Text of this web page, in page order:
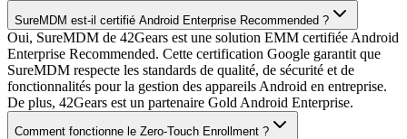
SureMDM est-il certifié Android Enterprise Recommended ?
Oui, SureMDM de 42Gears est une solution EMM certifiée Android
Enterprise Recommended. Cette certification Google garantit que
SureMDM respecte les standards de qualité, de sécurité et de
fonctionnalités pour la gestion des appareils Android en entreprise.
De plus, 42Gears est un partenaire Gold Android Enterprise.
Comment fonctionne le Zero-Touch Enrollment ?